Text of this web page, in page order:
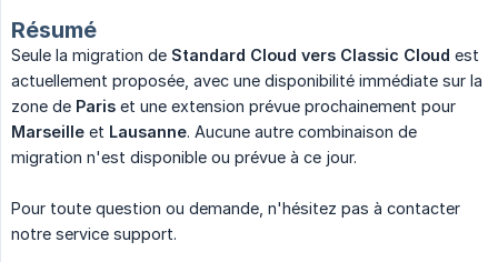
Résumé
Seule la migration de Standard Cloud vers Classic Cloud est
actuellement proposée, avec une disponibilité immédiate sur la
zone de Paris et une extension prévue prochainement pour
Marseille et Lausanne. Aucune autre combinaison de
migration n'est disponible ou prévue à ce jour.
Pour toute question ou demande, n'hésitez pas à contacter
notre service support.